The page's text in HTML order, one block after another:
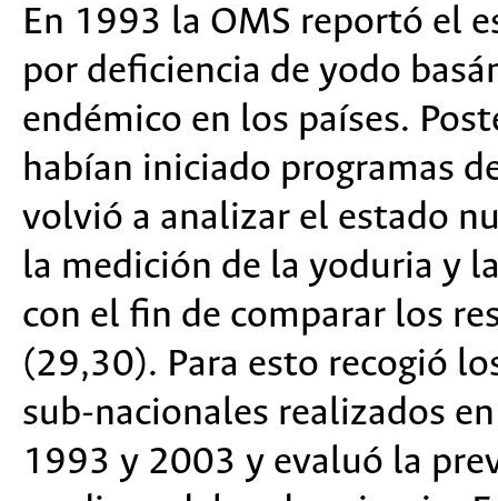
En 1993 la OMS reportó el
por deficiencia de yodo
endémico en los países.
habían iniciado programas
volvió a analizar el estado
la medición de la yoduria y
con el fin de comparar los
(29,30). Para esto recogió
sub-nacionales realizados
1993 y 2003 y evaluó la